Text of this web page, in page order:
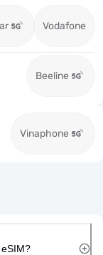
Vodafone
Beeline
Vinaphone